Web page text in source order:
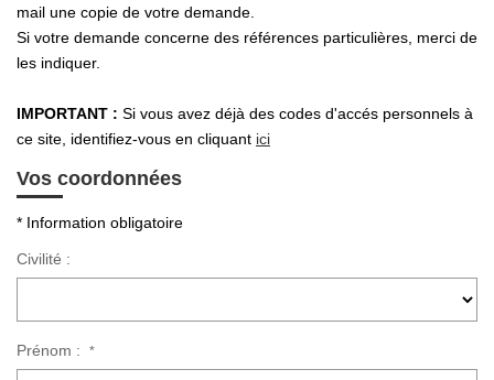
mail une copie de votre demande.
Si votre demande concerne des références particulières, merci de
les indiquer.
IMPORTANT : Si vous avez déjà des codes d'accés personnels à
ce site, identifiez-vous en cliquant ici
Vos coordonnées
* Information obligatoire
Civilité :
Prénom : *